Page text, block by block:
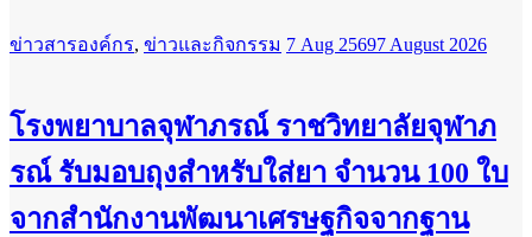
ข่าวสารองค์กร, ข่าวและกิจกรรม 7 Aug 25697 August 2026
โรงพยาบาลจุฬาภรณ์ ราชวิทยาลัยจุฬาภ
รณ์ รับมอบถุงสำหรับใส่ยา จำนวน 100 ใบ
จากสำนักงานพัฒนาเศรษฐกิจจากฐาน